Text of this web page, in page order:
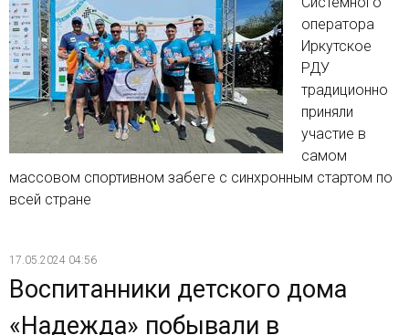
оператора
Иркутское
РДУ
традиционно
приняли
участие в
самом
массовом спортивном забеге с синхронным стартом по
всей стране
17.05.2024 04:56
Воспитанники детского дома
«Надежда» побывали в